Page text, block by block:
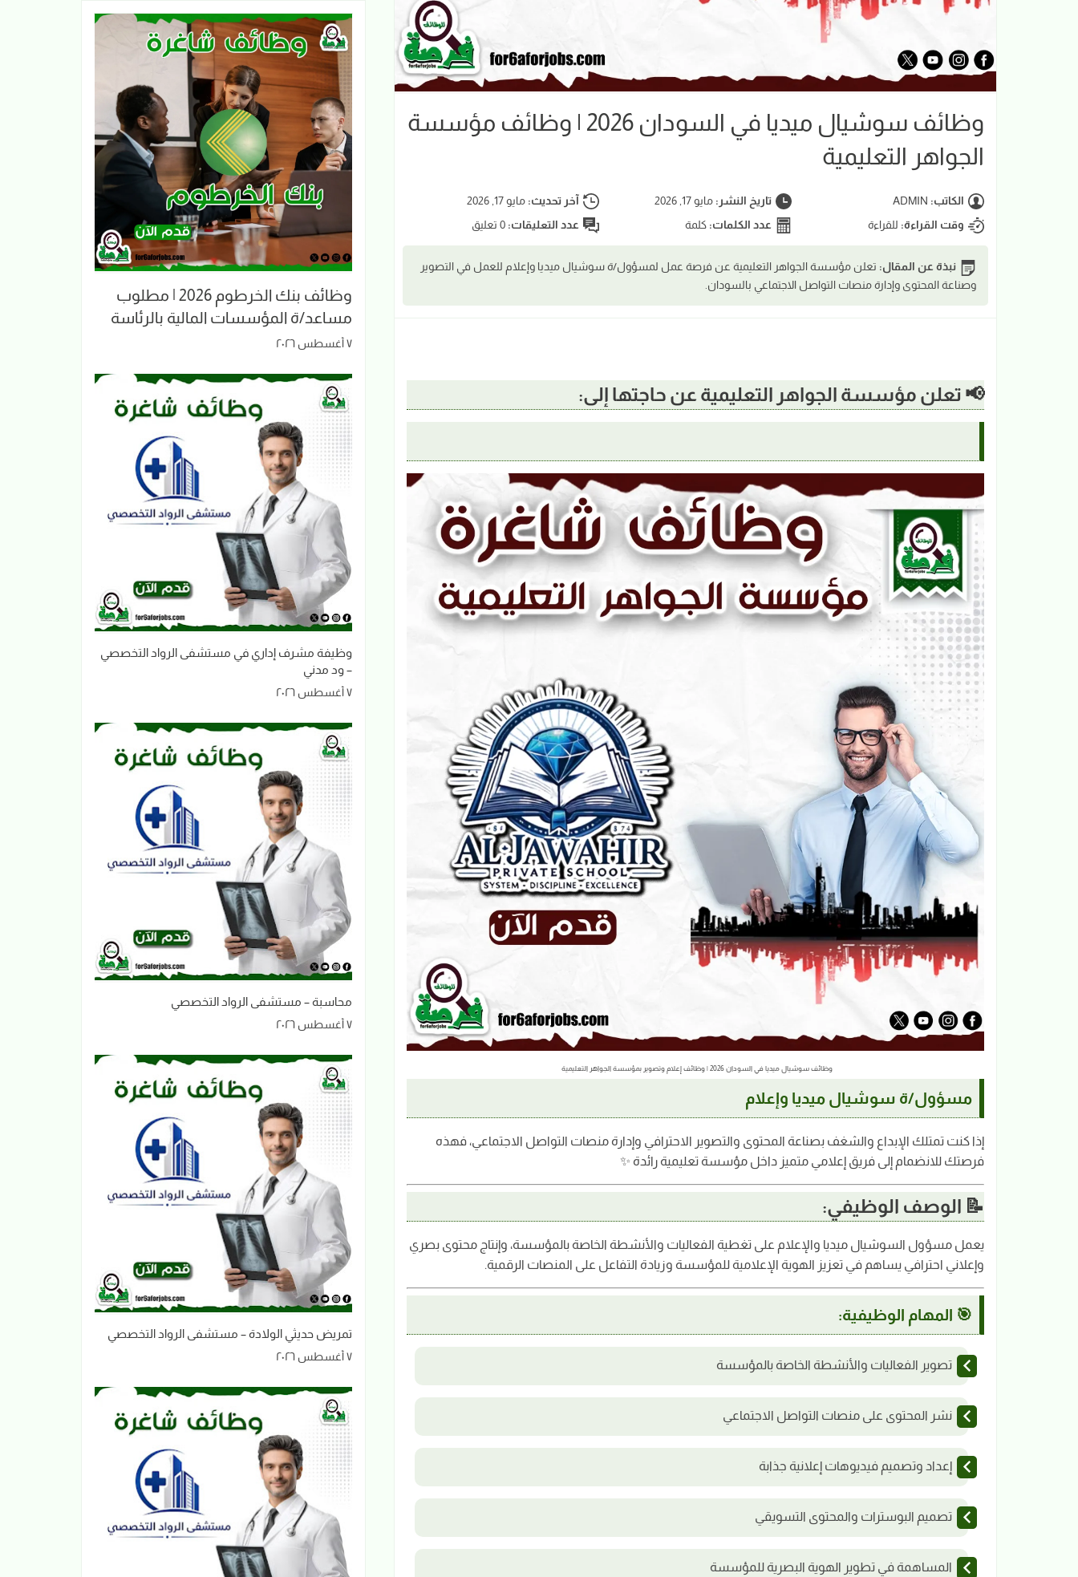
وظائف سوشيال ميديا في السودان 2026 | وظائف مؤسسة
الجواهر التعليمية
الكاتب: ADMIN تاريخ النشر: مايو 17, 2026 آخر تحديث:مايو 17, 2026
وقت القراءة: للقراءة عدد الكلمات: كلمة عدد التعليقات:0 تعليق
نبذة عن المقال: تعلن مؤسسة الجواهر التعليمية عن فرصة عمل لمسؤول/ة سوشيال ميديا وإعلام للعمل في التصوير
وصناعة المحتوى وإدارة منصات التواصل الاجتماعي بالسودان.
📢 تعلن مؤسسة الجواهر التعليمية عن حاجتها إلى:
وظائف سوشيال ميديا في السودان 2026 | وظائف إعلام وتصوير بمؤسسة الجواهر التعليمية
مسؤول/ة سوشيال ميديا وإعلام
إذا كنت تمتلك الإبداع والشغف بصناعة المحتوى والتصوير الاحترافي وإدارة منصات التواصل الاجتماعي، فهذه
فرصتك للانضمام إلى فريق إعلامي متميز داخل مؤسسة تعليمية رائدة ✨
📝 الوصف الوظيفي:
يعمل مسؤول السوشيال ميديا والإعلام على تغطية الفعاليات والأنشطة الخاصة بالمؤسسة، وإنتاج محتوى بصري
وإعلاني احترافي يساهم في تعزيز الهوية الإعلامية للمؤسسة وزيادة التفاعل على المنصات الرقمية.
🎯 المهام الوظيفية:
تصوير الفعاليات والأنشطة الخاصة بالمؤسسة
نشر المحتوى على منصات التواصل الاجتماعي
إعداد وتصميم فيديوهات إعلانية جذابة
تصميم البوسترات والمحتوى التسويقي
المساهمة في تطوير الهوية البصرية للمؤسسة
وظائف بنك الخرطوم 2026 | مطلوب
مساعد/ة المؤسسات المالية بالرئاسة
٧ أغسطس ٢٠٢٦
وظيفة مشرف إداري في مستشفى الرواد التخصصي
– ود مدني
٧ أغسطس ٢٠٢٦
محاسبة – مستشفى الرواد التخصصي
٧ أغسطس ٢٠٢٦
تمريض حديثي الولادة – مستشفى الرواد التخصصي
٧ أغسطس ٢٠٢٦